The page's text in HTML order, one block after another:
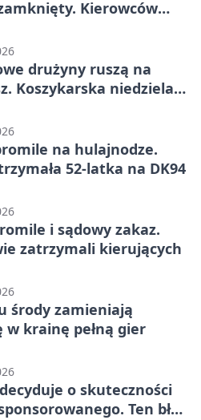
Kierowców
drużyny ruszą na
Koszykarska niedziela
na hulajnodze.
52-latka na DK94
i sądowy zakaz.
zatrzymali kierujących
środy zamieniają
w krainę pełną gier
o skuteczności
Ten błąd